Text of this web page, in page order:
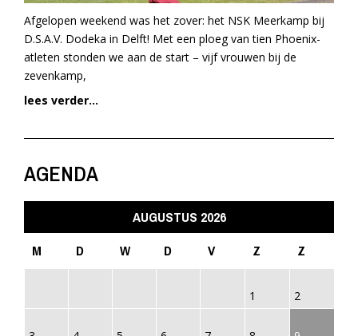
Afgelopen weekend was het zover: het NSK Meerkamp bij
D.S.A.V. Dodeka in Delft! Met een ploeg van tien Phoenix-
atleten stonden we aan de start – vijf vrouwen bij de
zevenkamp,
lees verder...
AGENDA
AUGUSTUS 2026
M
D W D V Z Z
1 2